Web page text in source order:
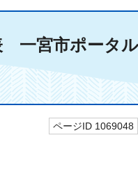
一宮市ポータ
ページID 1069048